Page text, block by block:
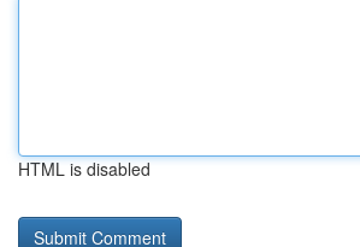
HTML is disabled